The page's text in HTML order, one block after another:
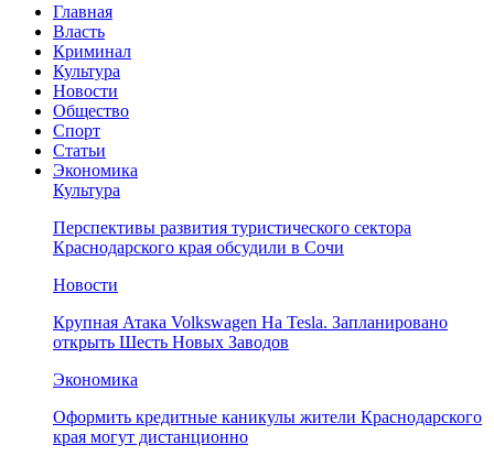
Главная
Власть
Криминал
Культура
Новости
Общество
Спорт
Статьи
Экономика
Культура
Перспективы развития туристического сектора
Краснодарского края обсудили в Сочи
Новости
Крупная Атака Volkswagen На Tesla. Запланировано
открыть Шесть Новых Заводов
Экономика
Оформить кредитные каникулы жители Краснодарского
края могут дистанционно